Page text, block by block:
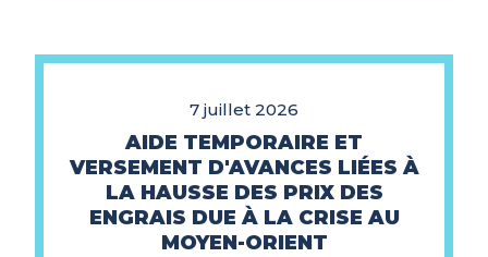
7 juillet 2026
AIDE TEMPORAIRE ET
VERSEMENT D'AVANCES LIÉES À
LA HAUSSE DES PRIX DES
ENGRAIS DUE À LA CRISE AU
MOYEN-ORIENT